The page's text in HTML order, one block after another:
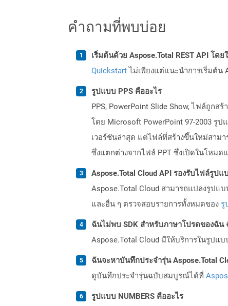
คำถามที่พบบ่อย
เริ่มต้นด้วย Aspose.Total REST API โด
Quickstartไม่เพียงแต่แนะนำการเริ่มต้น
รูปแบบ PPS คืออะไร
PPS, PowerPoint Slide Show, ไฟล์ถูก
โดย Microsoft PowerPoint 97-2003 รู
เวอร์ชันล่าสุด แต่ไฟล์ที่สร้างขึ้นใหม่สาม
ซึ่งแตกต่างจากไฟล์ PPT ซึ่งเปิดในโหมด
Aspose.Total Cloud API รองรับไฟล์รูปแ
Aspose.Total Cloud สามารถแปลงรูปแ
และอื่น ๆ ตรวจสอบรายการทั้งหมดของ รู
ฉันไม่พบ SDK สำหรับภาษาโปรดของฉัน
Aspose.Total Cloud มีให้บริการในรูปแ
ฉันจะหาบันทึกประจำรุ่น Aspose.Total
ดูบันทึกประจำรุ่นฉบับสมบูรณ์ได้ที่
รูปแบบ NUMBERS คืออะไร